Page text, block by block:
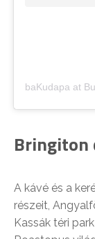
baKudapa at
Bringiton
A kávé és a
részeit,
Kassák téri